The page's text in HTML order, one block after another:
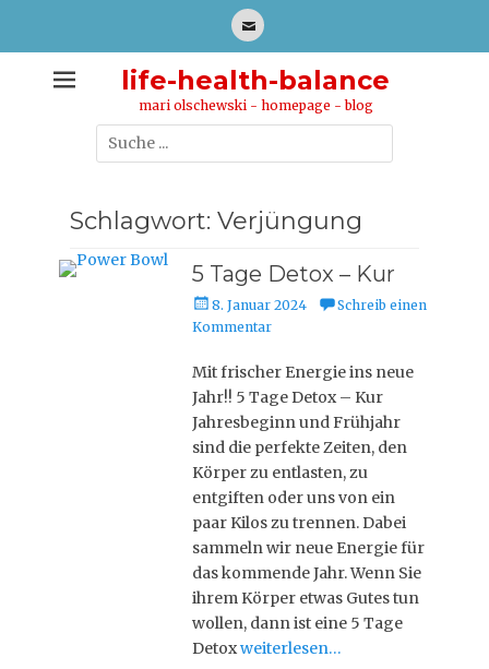
E-
life-health-balance
mari olschewski - homepage - blog
Suche
nach:
Schlagwort: Verjüngung
5 Tage Detox – Kur
P
o
t
e
d
o
n
8. Januar 2024
Schreib einen
Kommentar
Mit frischer Energie ins neue
Jahr!! 5 Tage Detox – Kur
Jahresbeginn und Frühjahr
sind die perfekte Zeiten, den
Körper zu entlasten, zu
entgiften oder uns von ein
paar Kilos zu trennen. Dabei
sammeln wir neue Energie für
das kommende Jahr. Wenn Sie
ihrem Körper etwas Gutes tun
wollen, dann ist eine 5 Tage
Detoxweiterlesen…